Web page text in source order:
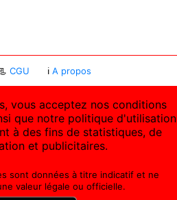
CGU ℹ A propos
vous acceptez nos conditions
que notre politique d'utilisation
à des fins de statistiques, de
et publicitaires.
sont données à titre indicatif et ne
valeur légale ou officielle.